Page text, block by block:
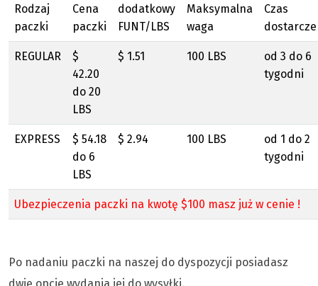
Rodzaj
paczki
Cena
paczki
dodatkowy
FUNT/LBS
Maksymalna
waga
Czas
REGULAR
$
42.20
do 20
LBS
$ 1.51 100 LBS
od 3 do 6
tygodni
EXPRESS
$ 54.18
do 6
LBS
$ 2.94 100 LBS
od 1 do 2
tygodni
Ubezpieczenia paczki na kwotę $100 masz już w cenie !
Po nadaniu paczki na naszej do dyspozycji posiadasz